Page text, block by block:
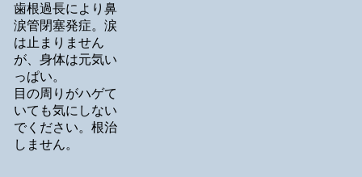
歯根過長により鼻
涙管閉塞発症。涙
は止まりません
が、身体は元気い
っぱい。
目の周りがハゲて
いても気にしない
でください。根治
しません。